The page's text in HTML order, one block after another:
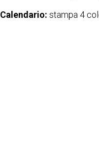
Calendario: stampa 4